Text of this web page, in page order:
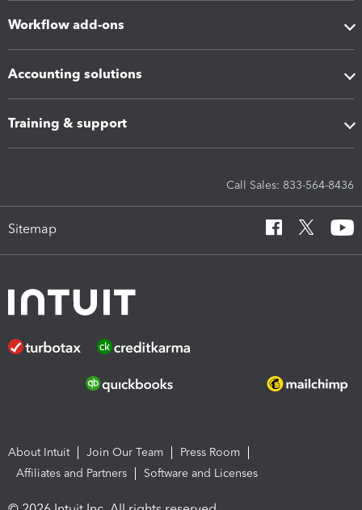
Workflow add-ons
Accounting solutions
Training & support
Call Sales: 833-564-8436
Sitemap
About Intuit Join Our Team
Press Room
Affiliates and Partners
Software and Licenses